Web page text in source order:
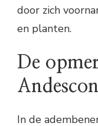
door zich
en planten.
De
In de